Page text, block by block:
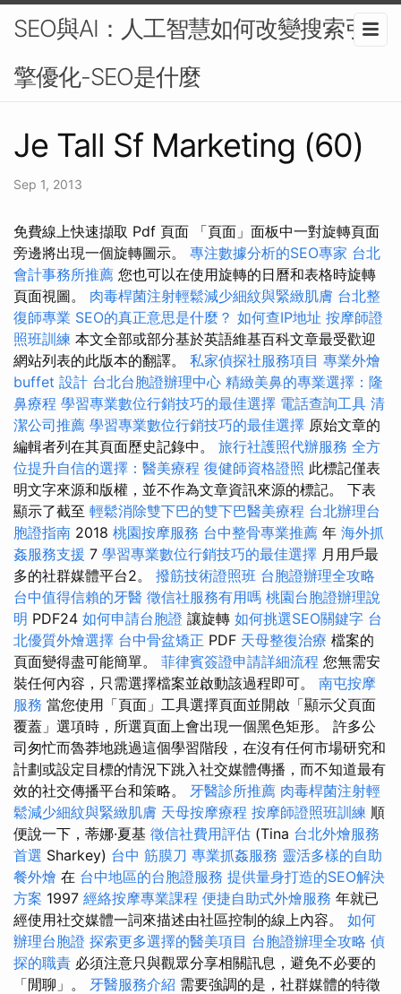
SEO與AI：人工智慧如何改變搜索引
擎優化-SEO是什麼
Je Tall Sf Marketing (60)
Sep 1, 2013
免費線上快速擷取 Pdf 頁面 「頁面」面板中一對旋轉頁面
旁邊將出現一個旋轉圖示。 專注數據分析的SEO專家 台北
會計事務所推薦 您也可以在使用旋轉的日曆和表格時旋轉
頁面視圖。 肉毒桿菌注射輕鬆減少細紋與緊緻肌膚 台北整
復師專業 SEO的真正意思是什麼？ 如何查IP地址 按摩師證
照班訓練 本文全部或部分基於英語維基百科文章最受歡迎
網站列表的此版本的翻譯。 私家偵探社服務項目 專業外燴
buffet 設計 台北台胞證辦理中心 精緻美鼻的專業選擇：隆
鼻療程 學習專業數位行銷技巧的最佳選擇 電話查詢工具 清
潔公司推薦 學習專業數位行銷技巧的最佳選擇 原始文章的
編輯者列在其頁面歷史記錄中。 旅行社護照代辦服務 全方
位提升自信的選擇：醫美療程 復健師資格證照 此標記僅表
明文字來源和版權，並不作為文章資訊來源的標記。 下表
顯示了截至 輕鬆消除雙下巴的雙下巴醫美療程 台北辦理台
胞證指南 2018 桃園按摩服務 台中整骨專業推薦 年 海外抓
姦服務支援 7 學習專業數位行銷技巧的最佳選擇 月用戶最
多的社群媒體平台2。 撥筋技術證照班 台胞證辦理全攻略
台中值得信賴的牙醫 徵信社服務有用嗎 桃園台胞證辦理說
明 PDF24 如何申請台胞證 讓旋轉 如何挑選SEO關鍵字 台
北優質外燴選擇 台中骨盆矯正 PDF 天母整復治療 檔案的
頁面變得盡可能簡單。 菲律賓簽證申請詳細流程 您無需安
裝任何內容，只需選擇檔案並啟動該過程即可。 南屯按摩
服務 當您使用「頁面」工具選擇頁面並開啟「顯示父頁面
覆蓋」選項時，所選頁面上會出現一個黑色矩形。 許多公
司匆忙而魯莽地跳過這個學習階段，在沒有任何市場研究和
計劃或設定目標的情況下跳入社交媒體傳播，而不知道最有
效的社交傳播平台和策略。 牙醫診所推薦 肉毒桿菌注射輕
鬆減少細紋與緊緻肌膚 天母按摩療程 按摩師證照班訓練 順
便說一下，蒂娜·夏基 徵信社費用評估 (Tina 台北外燴服務
首選 Sharkey) 台中 筋膜刀 專業抓姦服務 靈活多樣的自助
餐外燴 在 台中地區的台胞證服務 提供量身打造的SEO解決
方案 1997 經絡按摩專業課程 便捷自助式外燴服務 年就已
經使用社交媒體一詞來描述由社區控制的線上內容。 如何
辦理台胞證 探索更多選擇的醫美項目 台胞證辦理全攻略 偵
探的職責 必須注意只與觀眾分享相關訊息，避免不必要的
「閒聊」。 牙醫服務介紹 需要強調的是，社群媒體的特徵